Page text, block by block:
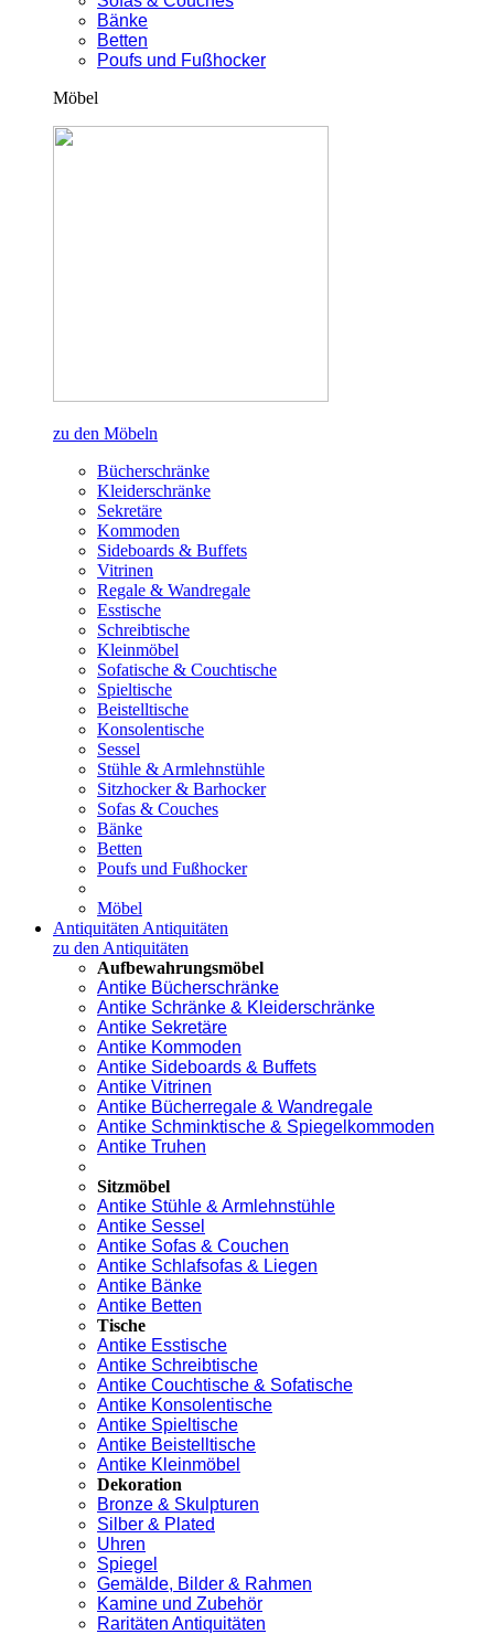
Bänke
Betten
Poufs und Fußhocker
Möbel
zu den Möbeln
Bücherschränke
Kleiderschränke
Sekretäre
Kommoden
Sideboards & Buffets
Vitrinen
Regale & Wandregale
Esstische
Schreibtische
Kleinmöbel
Sofatische & Couchtische
Spieltische
Beistelltische
Konsolentische
Sessel
Stühle & Armlehnstühle
Sitzhocker & Barhocker
Sofas & Couches
Bänke
Betten
Poufs und Fußhocker
Möbel
Antiquitäten Antiquitäten
zu den Antiquitäten
Aufbewahrungsmöbel
Antike Bücherschränke
Antike Schränke & Kleiderschränke
Antike Sekretäre
Antike Kommoden
Antike Sideboards & Buffets
Antike Vitrinen
Antike Bücherregale & Wandregale
Antike Schminktische & Spiegelkommoden
Antike Truhen
Sitzmöbel
Antike Stühle & Armlehnstühle
Antike Sessel
Antike Sofas & Couchen
Antike Schlafsofas & Liegen
Antike Bänke
Antike Betten
Tische
Antike Esstische
Antike Schreibtische
Antike Couchtische & Sofatische
Antike Konsolentische
Antike Spieltische
Antike Beistelltische
Antike Kleinmöbel
Dekoration
Bronze & Skulpturen
Silber & Plated
Uhren
Spiegel
Gemälde, Bilder & Rahmen
Kamine und Zubehör
Raritäten Antiquitäten